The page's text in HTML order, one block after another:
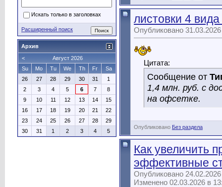
листовки 4
Опубликовано
Цитата:
Сообщение от
1,4 млн. руб. с
на офсетке.
Опубликовано Без раздела
Как увеличить
эффективные
Опубликовано
Изменено 02.03.2026 в
Искать только в заголовках
Расширенный поиск
Архив
<
Август 2026
Su
Mo Tu We Th Fr
Sa
26
27 28 29 30 31
1
2
3 4 5 6 7
8
9
10 11 12 13 14
15
16
17 18 19 20 21
22
23
24 25 26 27 28
29
30
31 1 2 3 4 5